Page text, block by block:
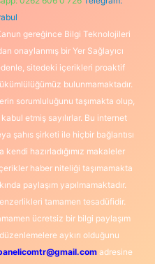
gereğince Bilgi Teknolojileri
onaylanmış bir Yer Sağlayıcı
sitedeki içerikleri proaktif
bulunmamaktadır.
sorumluluğunu taşımakta olup,
etmiş sayılırlar. Bu internet
şahıs şirketi ile hiçbir bağlantısı
hazırladığımız makaleler
haber niteliği taşımamakta
paylaşım yapılmamaktadır.
tamamen tesadüfidir.
ücretsiz bir bilgi paylaşım
aykırı olduğunu
adresine